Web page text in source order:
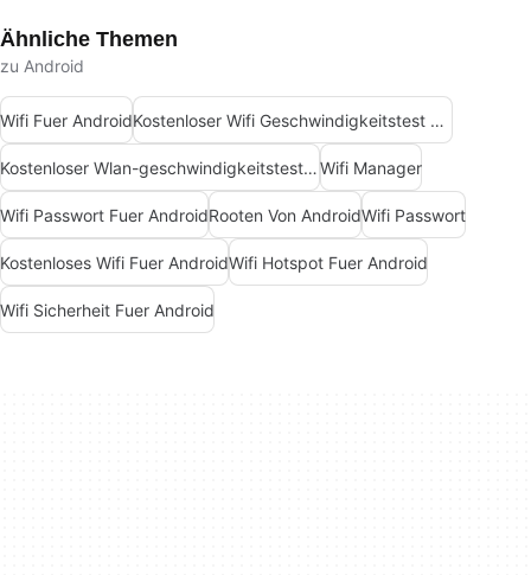
Ähnliche Themen
zu Android
Wifi Fuer Android Kostenloser Wifi Geschwindigkeitstest Fuer Android
Kostenloser Wlan-geschwindigkeitstest Für AndroidWifi Manager
Wifi Passwort Fuer AndroidRooten Von AndroidWifi Passwort
Kostenloses Wifi Fuer AndroidWifi Hotspot Fuer Android
Wifi Sicherheit Fuer Android